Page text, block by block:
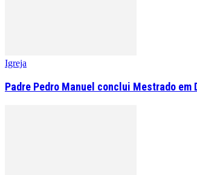
Igreja
Padre Pedro Manuel conclui Mestrado